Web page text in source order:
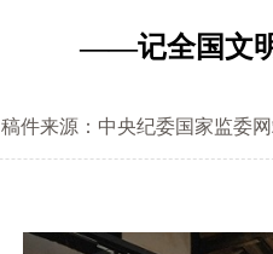
——记全国文
稿件来源：中央纪委国家监委